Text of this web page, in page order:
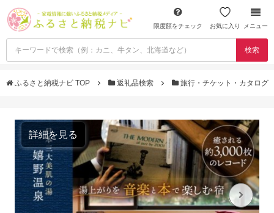
限度額をチェック お気に入り メニュー
検索
ふるさと納税ナビ TOP 返礼品検索 旅行・チケット・カタログ
詳細を見る